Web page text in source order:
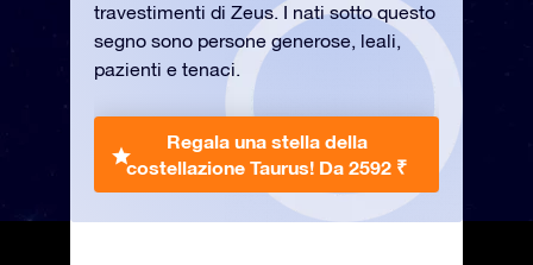
travestimenti di Zeus. I nati sotto questo
segno sono persone generose, leali,
pazienti e tenaci.
Regala una stella della
costellazione Taurus! Da 2592 ₹